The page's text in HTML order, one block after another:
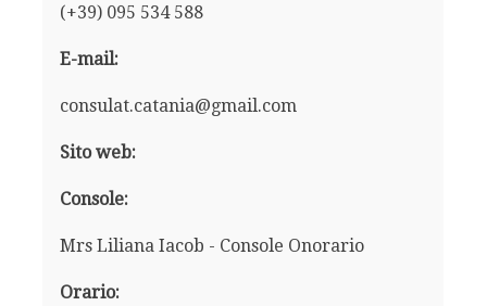
(+39) 095 534 588
E-mail:
consulat.catania@gmail.com
Sito web:
Console:
Mrs Liliana Iacob - Console Onorario
Orario: